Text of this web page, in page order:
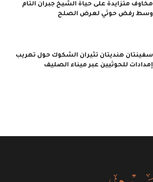
مخاوف متزايدة على حياة الشيخ جبران التام
وسط رفض حوثي لعرض الصلح
سفينتان هنديتان تثيران الشكوك حول تهريب
إمدادات للحوثيين عبر ميناء الصليف